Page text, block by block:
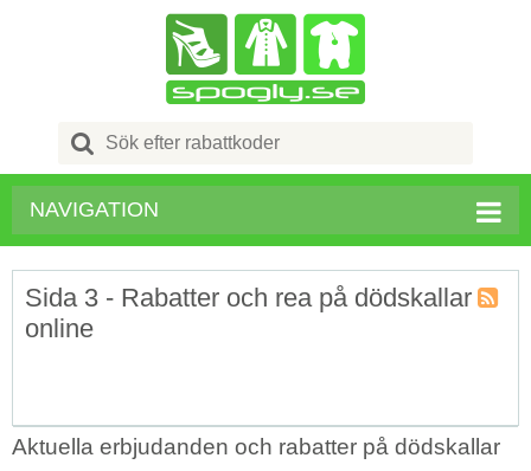
Search
for:
NAVIGATION
Sida 3 - Rabatter och rea på dödskallar
online
Aktuella erbjudanden och rabatter på dödskallar